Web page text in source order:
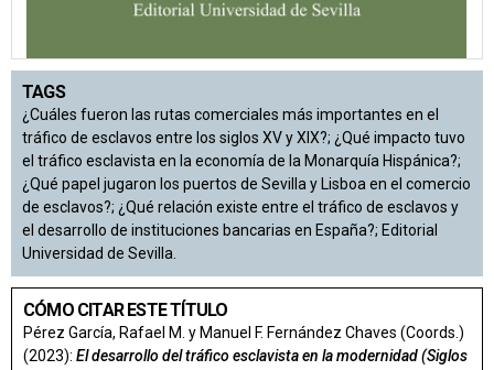
TAGS
¿Cuáles fueron las rutas comerciales más importantes en el
tráfico de esclavos entre los siglos XV y XIX?; ¿Qué impacto tuvo
el tráfico esclavista en la economía de la Monarquía Hispánica?;
¿Qué papel jugaron los puertos de Sevilla y Lisboa en el comercio
de esclavos?; ¿Qué relación existe entre el tráfico de esclavos y
el desarrollo de instituciones bancarias en España?; Editorial
Universidad de Sevilla.
CÓMO CITAR ESTE TÍTULO
Pérez García, Rafael M. y Manuel F. Fernández Chaves (Coords.)
(2023): El desarrollo del tráfico esclavista en la modernidad (Siglos